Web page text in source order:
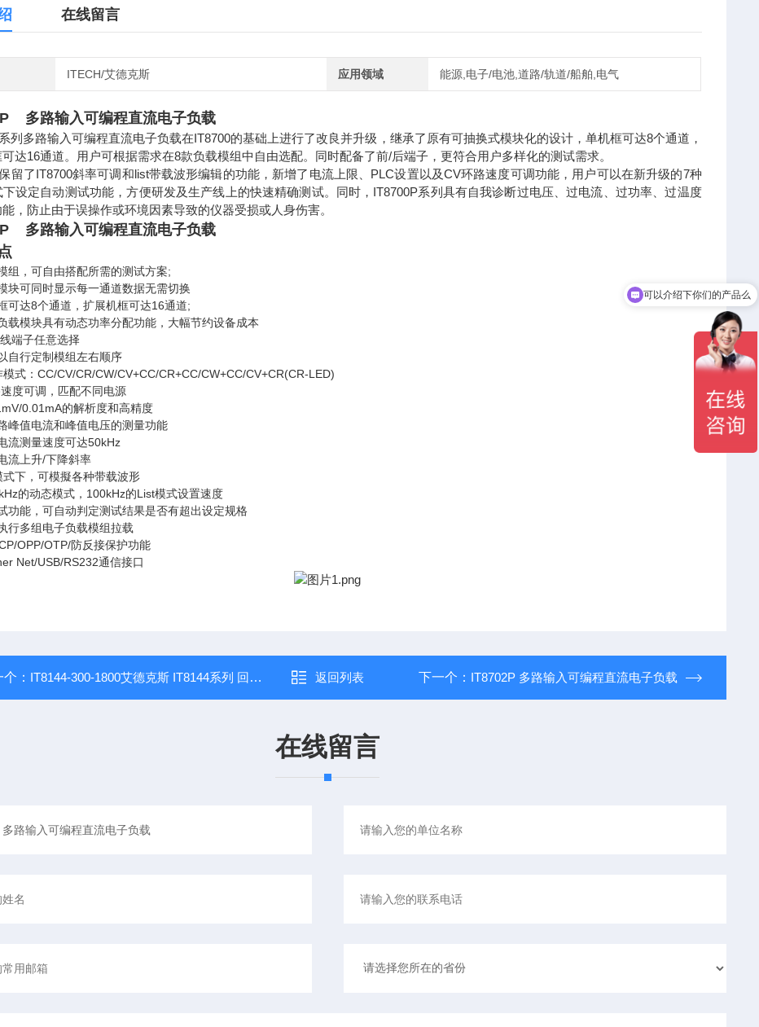
在线留言
ITECH/艾德克斯 应用领域 能源,电子/电池,道路/轨道/船舶,电气
多路输入可编程直流电子负载
列多路输入可编程直流电子负载在IT8700的基础上进行了改良并升级，继承了原有可抽换式模块化的设计，单机框可达8个通道，
达16通道。用户可根据需求在8款负载模组中自由选配。同时配备了前/后端子，更符合用户多样化的测试需求。
留了IT8700斜率可调和list带载波形编辑的功能，新增了电流上限、PLC设置以及CV环路速度可调功能，用户可以在新升级的7种
设定自动测试功能，方便研发及生产线上的快速精确测试。同时，IT8700P系列具有自我诊断过电压、过电流、过功率、过温度
，防止由于误操作或环境因素导致的仪器受损或人身伤害。
多路输入可编程直流电子负载
组，可自由搭配所需的测试方案;
块可同时显示每一通道数据无需切换
可达8个通道，扩展机框可达16通道;
载模块具有动态功率分配功能，大幅节约设备成本
端子任意选择
自行定制模组左右顺序
模式：CC/CV/CR/CW/CV+CC/CR+CC/CW+CC/CV+CR(CR-LED)
度可调，匹配不同电源
0.01mA的解析度和高精度
峰值电流和峰值电压的测量功能
流测量速度可达50kHz
流上升/下降斜率
式下，可模擬各种带载波形
的动态模式，100kHz的List模式设置速度
功能，可自动判定测试结果是否有超出设定规格
行多组电子负载模组拉载
OPP/OTP/防反接保护功能
Net/USB/RS232通信接口
个： IT8144-300-1800艾德克斯 IT8144系列 回馈式直流电子负载 返回列表 下一个： IT8702P 多路输入可编程直流电子负载
在线留言
可以介绍下你们的产品么